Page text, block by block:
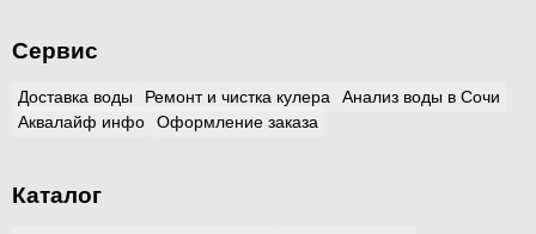
Сервис
Доставка воды Ремонт и чистка кулера
Анализ воды в Сочи
Аквалайф инфо
Оформление заказа
Каталог